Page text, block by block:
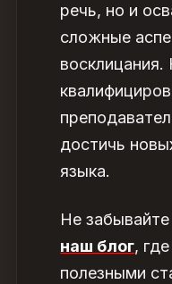
речь, но и
сложные
достичь
языка.
Не
наш блог,
полезными